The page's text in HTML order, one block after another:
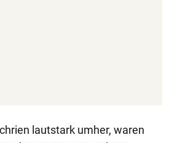
lautstark umher, waren